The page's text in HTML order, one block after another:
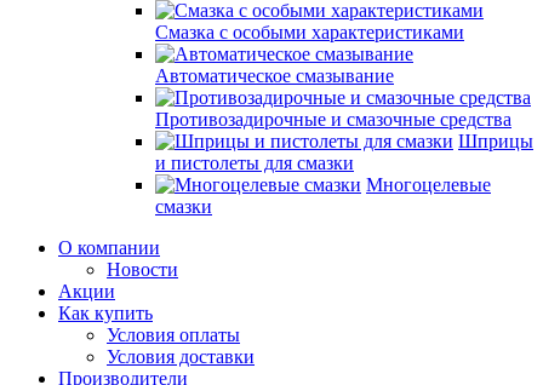
Смазка с особыми характеристиками
Автоматическое смазывание
Противозадирочные и смазочные средства
Шприцы
и пистолеты для смазки
Многоцелевые
смазки
О компании
Новости
Акции
Как купить
Условия оплаты
Условия доставки
Производители